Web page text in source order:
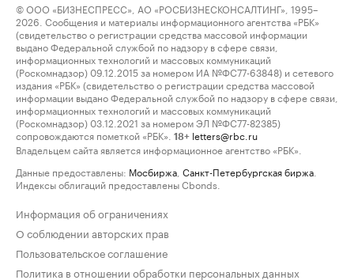
© ООО «БИЗНЕСПРЕСС», АО «РОСБИЗНЕСКОНСАЛТИНГ», 1995–
2026. Сообщения и материалы информационного агентства «РБК»
(свидетельство о регистрации средства массовой информации
выдано Федеральной службой по надзору в сфере связи,
информационных технологий и массовых коммуникаций
(Роскомнадзор) 09.12.2015 за номером ИА №ФС77-63848) и сетевого
издания «РБК» (свидетельство о регистрации средства массовой
информации выдано Федеральной службой по надзору в сфере связи,
информационных технологий и массовых коммуникаций
(Роскомнадзор) 03.12.2021 за номером ЭЛ №ФС77-82385)
сопровождаются пометкой «РБК».
18+ letters@rbc.ru
Владельцем сайта является информационное агентство «РБК».
Данные предоставлены: Мосбиржа Санкт-Петербургская биржа
Индексы облигаций предоставлены Cbonds.
Информация об ограничениях
О соблюдении авторских прав
Пользовательское соглашение
Политика в отношении обработки персональных данных